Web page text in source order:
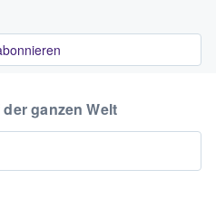
ganzen Welt